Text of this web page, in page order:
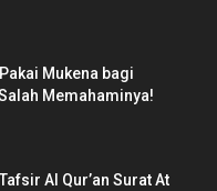
Mukena bagi
Memahaminya!
Al Qur’an Surat At